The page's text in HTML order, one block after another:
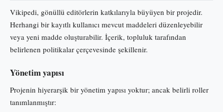
Vikipedi, gönüllü editörlerin katkılarıyla büyüyen bir projedir.
Herhangi bir kayıtlı kullanıcı mevcut maddeleri düzenleyebilir
veya yeni madde oluşturabilir. İçerik, topluluk tarafından
belirlenen politikalar çerçevesinde şekillenir.
Yönetim yapısı
Projenin hiyerarşik bir yönetim yapısı yoktur; ancak belirli roller
tanımlanmıştır: